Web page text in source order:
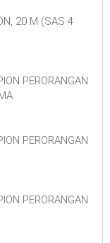
20 M (SAS 4
PERORANGAN
PERORANGAN
PERORANGAN